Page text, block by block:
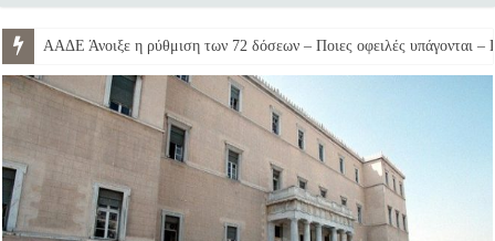
ΑΑΔΕ Άνοιξε η ρύθμιση των 72 δόσεων – Ποιες οφειλές υπάγονται –
Βουλή Τροπολογία για την κατάργηση της περικοπής των συντάξεων